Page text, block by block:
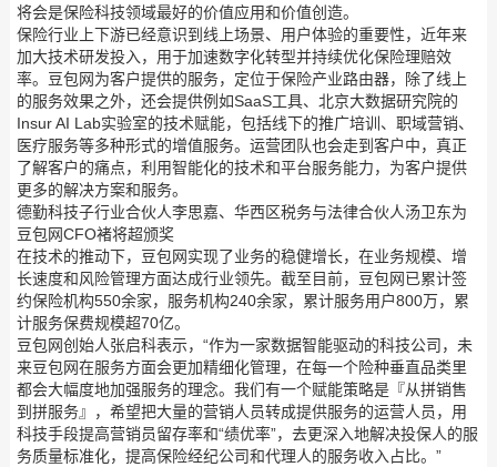
将会是保险科技领域最好的价值应用和价值创造。
保险行业上下游已经意识到线上场景、用户体验的重要性，近年来
加大技术研发投入，用于加速数字化转型并持续优化保险理赔效
率。豆包网为客户提供的服务，定位于保险产业路由器，除了线上
的服务效果之外，还会提供例如SaaS工具、北京大数据研究院的
Insur AI Lab实验室的技术赋能，包括线下的推广培训、职域营销、
医疗服务等多种形式的增值服务。运营团队也会走到客户中，真正
了解客户的痛点，利用智能化的技术和平台服务能力，为客户提供
更多的解决方案和服务。
德勤科技子行业合伙人李思嘉、华西区税务与法律合伙人汤卫东为
豆包网CFO褚将超颁奖
在技术的推动下，豆包网实现了业务的稳健增长，在业务规模、增
长速度和风险管理方面达成行业领先。截至目前，豆包网已累计签
约保险机构550余家，服务机构240余家，累计服务用户800万，累
计服务保费规模超70亿。
豆包网创始人张启科表示，“作为一家数据智能驱动的科技公司，未
来豆包网在服务方面会更加精细化管理，在每一个险种垂直品类里
都会大幅度地加强服务的理念。我们有一个赋能策略是『从拼销售
到拼服务』，希望把大量的营销人员转成提供服务的运营人员，用
科技手段提高营销员留存率和“绩优率”，去更深入地解决投保人的服
务质量标准化，提高保险经纪公司和代理人的服务收入占比。”